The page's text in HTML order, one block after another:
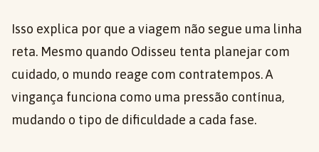
Isso explica por que a viagem não segue uma linha
reta. Mesmo quando Odisseu tenta planejar com
cuidado, o mundo reage com contratempos. A
vingança funciona como uma pressão contínua,
mudando o tipo de dificuldade a cada fase.